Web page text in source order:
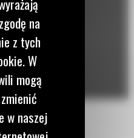
na
z tych
W
mogą
w naszej